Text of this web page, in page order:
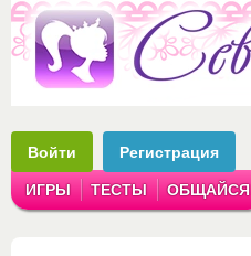
Войти Регистрация
ИГРЫ ТЕСТЫ ОБЩАЙСЯ